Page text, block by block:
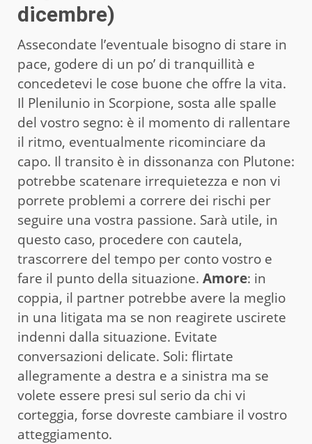
dicembre)
Assecondate l’eventuale bisogno di stare in
pace, godere di un po’ di tranquillità e
concedetevi le cose buone che offre la vita.
Il Plenilunio in Scorpione, sosta alle spalle
del vostro segno: è il momento di rallentare
il ritmo, eventualmente ricominciare da
capo. Il transito è in dissonanza con Plutone:
potrebbe scatenare irrequietezza e non vi
porrete problemi a correre dei rischi per
seguire una vostra passione. Sarà utile, in
questo caso, procedere con cautela,
trascorrere del tempo per conto vostro e
fare il punto della situazione. Amore: in
coppia, il partner potrebbe avere la meglio
in una litigata ma se non reagirete uscirete
indenni dalla situazione. Evitate
conversazioni delicate. Soli: flirtate
allegramente a destra e a sinistra ma se
volete essere presi sul serio da chi vi
corteggia, forse dovreste cambiare il vostro
atteggiamento.